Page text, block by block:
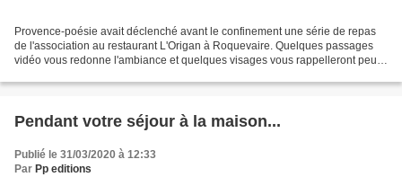
Provence-poésie avait déclenché avant le confinement une série de repas
de l'association au restaurant L'Origan à Roquevaire. Quelques passages
vidéo vous redonne l'ambiance et quelques visages vous rappelleront peut-
Pendant votre séjour à la maison...
Publié le 31/03/2020 à 12:33
Par Pp editions